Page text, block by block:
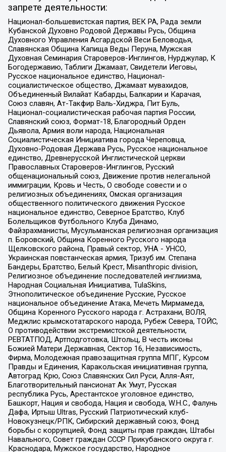
запрете деятельности:
Национал-большевистская партия, ВЕК РА, Рада земли
Кубанской Духовно Родовой Державы Русь, Община
Духовного Управления Асгардской Веси Беловодья,
Славянская Община Капища Веды Перуна, Мужская
Духовная Семинария Староверов-Инглингов, Нурджулар, К
Богодержавию, Таблиги Джамаат, Свидетели Иеговы,
Русское национальное единство, Национал-
социалистическое общество, Джамаат мувахидов,
Объединенный Вилайат Кабарды, Балкарии и Карачая,
Союз славян, Ат-Такфир Валь-Хиджра, Пит Буль,
Национал-социалистическая рабочая партия России,
Славянский союз, Формат-18, Благородный Орден
Дьявола, Армия воли народа, Национальная
Социалистическая Инициатива города Череповца,
Духовно-Родовая Держава Русь, Русское национальное
единство, Древнерусской Инглистической церкви
Православных Староверов-Инглингов, Русский
общенациональный союз, Движение против нелегальной
иммиграции, Кровь и Честь, О свободе совести и о
религиозных объединениях, Омская организация
общественного политического движения Русское
национальное единство, Северное Братство, Клуб
Болельщиков Футбольного Клуба Динамо,
Файзрахманисты, Мусульманская религиозная организация
п. Боровский, Община Коренного Русского народа
Щелковского района, Правый сектор, УНА - УНСО,
Украинская повстанческая армия, Тризуб им. Степана
Бандеры, Братство, Белый Крест, Misanthropic division,
Религиозное объединение последователей инглиизма,
Народная Социальная Инициатива, TulaSkins,
Этнополитическое объединение Русские, Русское
национальное объединение Атака, Мечеть Мирмамеда,
Община Коренного Русского народа г. Астрахани, ВОЛЯ,
Меджлис крымскотатарского народа, Рубеж Севера, ТОЙС,
О противодействии экстремистской деятельности,
РЕВТАТПОД, Артподготовка, Штольц, В честь иконы
Божией Матери Державная, Сектор 16, Независимость,
Фирма, Молодежная правозащитная группа МПГ, Курсом
Правды и Единения, Каракольская инициативная группа,
Автоград Крю, Союз Славянских Сил Руси, Алля-Аят,
Благотворительный пансионат Ак Умут, Русская
республика Русь, Арестантское уголовное единство,
Башкорт, Нация и свобода, Нация и свобода, W.H.С., Фалунь
Дафа, Иртыш Ultras, Русский Патриотический клуб-
Новокузнецк/РПК, Сибирский державный союз, Фонд
борьбы с коррупцией, Фонд защиты прав граждан, Штабы
Навального, Совет граждан СССР Прикубанского округа г.
Краснодара, Мужское государство, Народное